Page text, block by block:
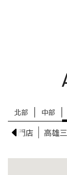
北部 中部
北門店 高雄